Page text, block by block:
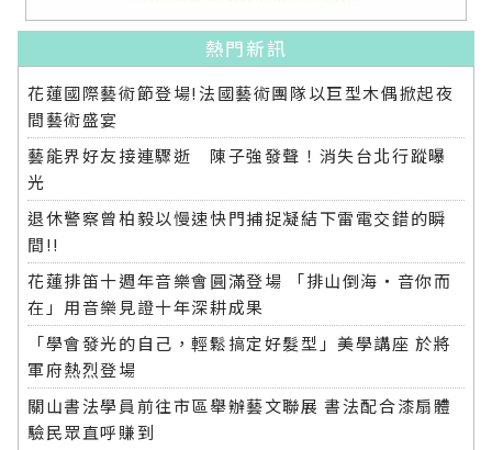
熱門新訊
花蓮國際藝術節登場!法國藝術團隊以巨型木偶掀起夜
間藝術盛宴
藝能界好友接連驟逝 陳子強發聲！消失台北行蹤曝
光
退休警察曾柏毅以慢速快門捕捉凝結下雷電交錯的瞬
間!!
花蓮排笛十週年音樂會圓滿登場 「排山倒海・音你而
在」用音樂見證十年深耕成果
「學會發光的自己，輕鬆搞定好髮型」美學講座 於將
軍府熱烈登場
關山書法學員前往市區舉辦藝文聯展 書法配合漆扇體
驗民眾直呼賺到